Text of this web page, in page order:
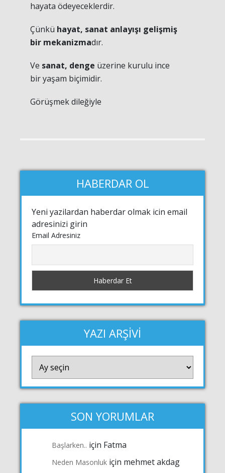
hayata ödeyeceklerdir.
Çünkü hayat, sanat anlayışı gelişmiş
bir mekanizmadır.
Ve sanat, denge üzerine kurulu ince
bir yaşam biçimidir.
Görüşmek dileğiyle
HABERDAR OL
Yeni yazilardan haberdar olmak icin email
adresinizi girin
Email Adresiniz
YAZI ARŞİVİ
ARŞİVİ
SON YORUMLAR
Başlarken.. için Fatma
Neden Masonluk için mehmet akdag